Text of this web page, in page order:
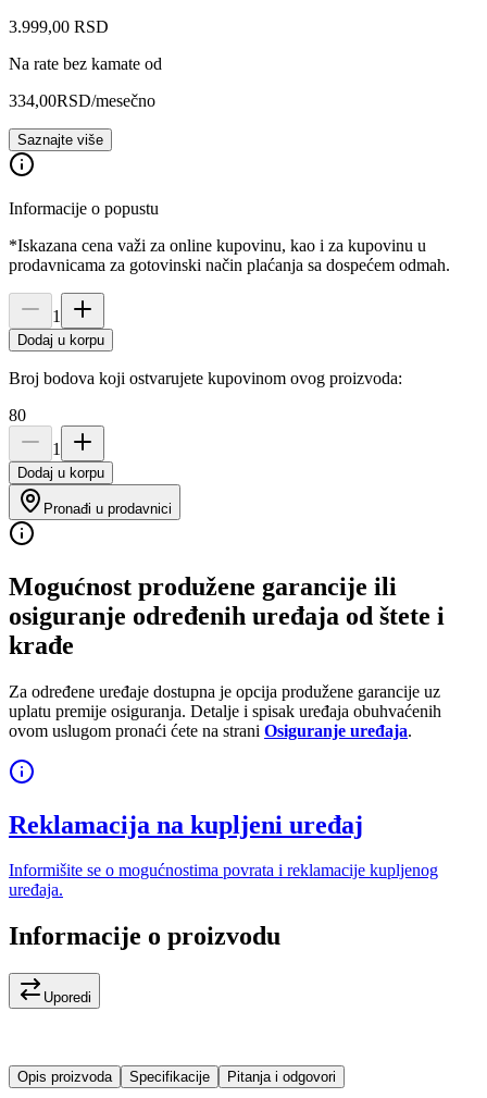
3.999,00 RSD
Na rate bez kamate od
334,00RSD/mesečno
Saznajte više
Informacije o popustu
*Iskazana cena važi za online kupovinu, kao i za kupovinu u
prodavnicama za gotovinski način plaćanja sa dospećem odmah.
1
Dodaj u korpu
Broj bodova koji ostvarujete kupovinom ovog proizvoda:
80
1
Dodaj u korpu
Pronađi u prodavnici
Mogućnost produžene garancije ili
osiguranje određenih uređaja od štete i
krađe
Za određene uređaje dostupna je opcija produžene garancije uz
uplatu premije osiguranja. Detalje i spisak uređaja obuhvaćenih
ovom uslugom pronaći ćete na strani Osiguranje uređaja.
Reklamacija na kupljeni uređaj
Informišite se o mogućnostima povrata i reklamacije kupljenog
uređaja.
Informacije o proizvodu
Uporedi
Opis proizvoda Specifikacije Pitanja i odgovori